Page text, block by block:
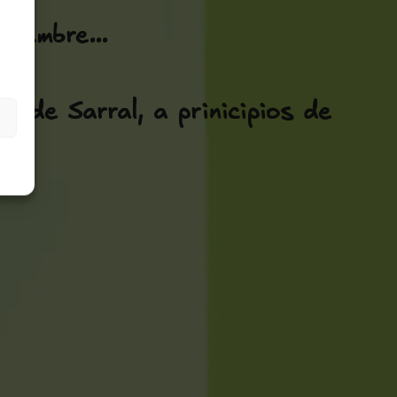
de Sarral, a prinicipios de